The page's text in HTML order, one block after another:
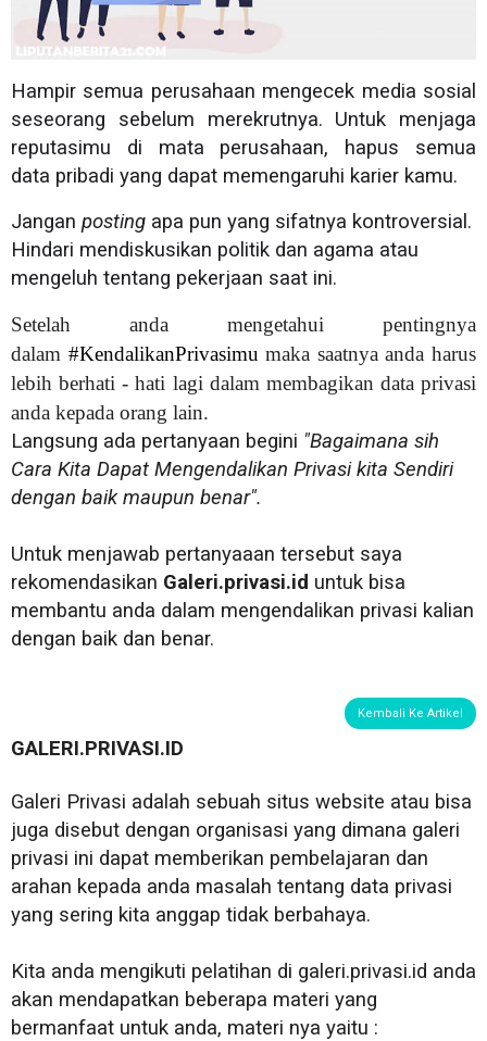
Hampir semua perusahaan mengecek media sosial
seseorang sebelum merekrutnya. Untuk menjaga
reputasimu di mata perusahaan, hapus semua
data pribadi yang dapat memengaruhi karier kamu.
Jangan posting apa pun yang sifatnya kontroversial.
Hindari mendiskusikan politik dan agama atau
mengeluh tentang pekerjaan saat ini.
Setelah anda mengetahui pentingnya
dalam #KendalikanPrivasimu maka saatnya anda harus
lebih berhati - hati lagi dalam membagikan data privasi
anda kepada orang lain.
Langsung ada pertanyaan begini "Bagaimana sih
Cara Kita Dapat Mengendalikan Privasi kita Sendiri
dengan baik maupun benar".
Untuk menjawab pertanyaaan tersebut saya
rekomendasikan Galeri.privasi.id untuk bisa
membantu anda dalam mengendalikan privasi kalian
dengan baik dan benar.
Kembali Ke Artikel
GALERI.PRIVASI.ID
Galeri Privasi adalah sebuah situs website atau bisa
juga disebut dengan organisasi yang dimana galeri
privasi ini dapat memberikan pembelajaran dan
arahan kepada anda masalah tentang data privasi
yang sering kita anggap tidak berbahaya.
Kita anda mengikuti pelatihan di galeri.privasi.id anda
akan mendapatkan beberapa materi yang
bermanfaat untuk anda, materi nya yaitu :